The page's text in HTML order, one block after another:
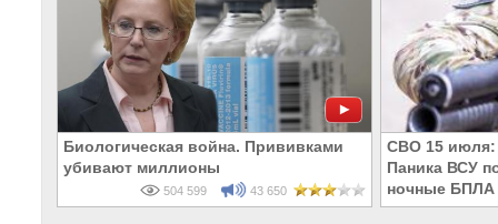
Биологическая война. Прививками
убивают миллионы
504 599 43 650
СВО 15 июля:
Паника ВСУ
ночные БПЛА